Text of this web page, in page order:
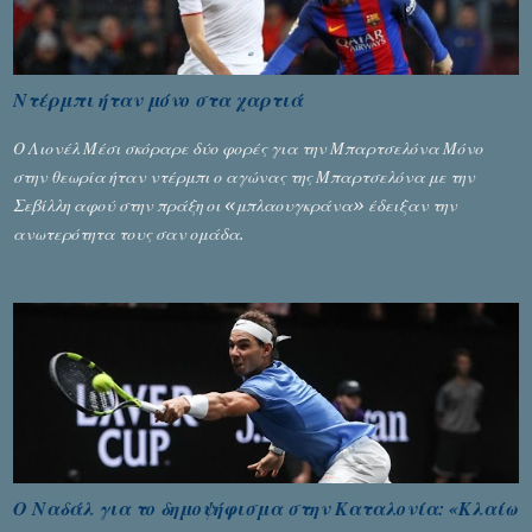
Ντέρμπι ήταν μόνο στα χαρτιά
Ο Λιονέλ Μέσι σκόραρε δύο φορές για την Μπαρτσελόνα Μόνο
στην θεωρία ήταν ντέρμπι ο αγώνας της Μπαρτσελόνα με την
Σεβίλλη αφού στην πράξη οι «μπλαουγκράνα» έδειξαν την
ανωτερότητα τους σαν ομάδα.
Ο Ναδάλ για το δημοψήφισμα στην Καταλονία: «Κλαίω